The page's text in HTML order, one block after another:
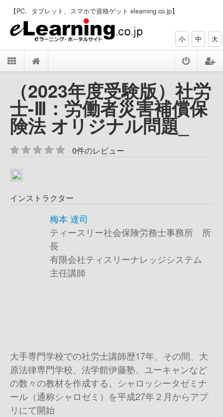
【PC、タブレット、スマホで資格ゲット elearning.co.jp】
小 中 大
（2023年度受験版）社労
士-Ⅲ：労働者災害補償保
険法 オリジナル問題_
0件のレビュー
インストラクター
梅本 達司
ティースリー社会保険労務士事務所 所
長
有限会社ティスリーナレッジシステム
主任講師
大手専門学校での社労士講師歴17年、その間、大
原法律専門学校、法学館伊藤塾、ユーキャンなど
の数々の教材を作成する。シャロッシータゼミナ
ール（通称シャロゼミ）を平成27年２月からアプ
リにて開始